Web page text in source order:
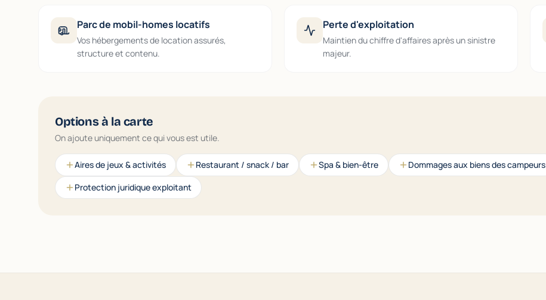
Parc de mobil-homes locatifs
Vos hébergements de location assurés,
structure et contenu.
Perte d'exploitation
Maintien du chiffre d'affaires après un sinistre
majeur.
Options à la carte
On ajoute uniquement ce qui vous est utile.
Aires de jeux & activités Restaurant / snack / bar Spa & bien-être Dommages aux biens des campeurs
Protection juridique exploitant